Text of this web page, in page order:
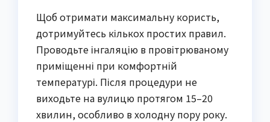
Щоб отримати максимальну користь,
дотримуйтесь кількох простих правил.
Проводьте інгаляцію в провітрюваному
приміщенні при комфортній
температурі. Після процедури не
виходьте на вулицю протягом 15–20
хвилин, особливо в холодну пору року.